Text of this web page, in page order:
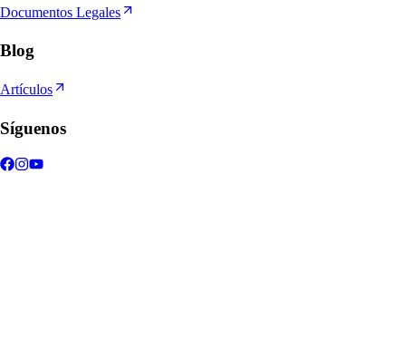
Documentos Legales
Blog
Artículos
Síguenos